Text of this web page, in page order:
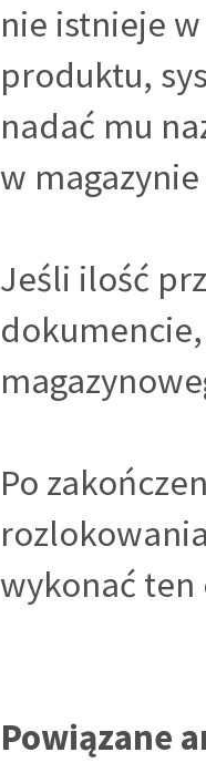
nie istnieje
produktu,
nadać mu
w
Jeśli ilość
Po
wykonać
Powiązane